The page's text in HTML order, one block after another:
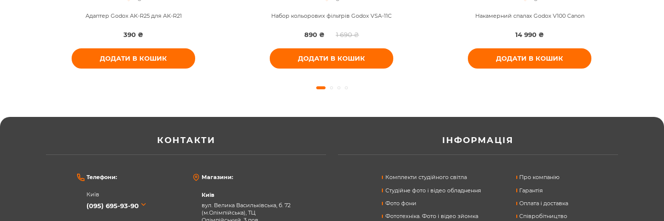
Адаптер Godox AK-R25 для AK-R21
390 ₴
ДОДАТИ В КОШИК
Набор кольорових фільтрів Godox VSA-11C
890 ₴ 1 690 ₴
ДОДАТИ В КОШИК
Накамерний спалах Godox V100 Canon
14 990 ₴
ДОДАТИ В КОШИК
КОНТАКТИ
Телефони:
Київ
(095) 695-93-90
Магазини:
Київ
вул. Велика Васильківська, б. 72
(м.Олімпійська), ТЦ
ІНФОРМАЦІЯ
Комплекти студійного світла
Студійне фото і відео обладнення
Фото фони
Фототехніка. Фото і відео зйомка
Про компанію
Гарантія
Оплата і доставка
Співробітництво